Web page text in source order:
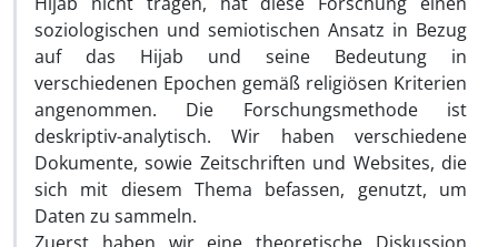
soziologischen und semiotischen Ansatz in Bezug
auf das Hijab und seine Bedeutung in
verschiedenen Epochen gemäß religiösen Kriterien
angenommen. Die Forschungsmethode ist
deskriptiv-analytisch. Wir haben verschiedene
Dokumente, sowie Zeitschriften und Websites, die
sich mit diesem Thema befassen, genutzt, um
Daten zu sammeln.